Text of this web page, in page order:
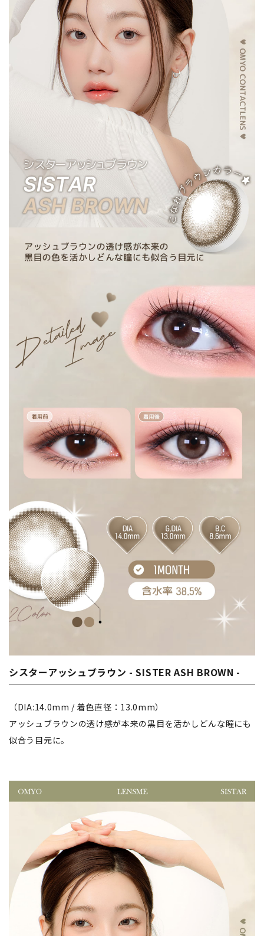
シスターアッシュブラウン - SISTER ASH BROWN -
（DIA:14.0mm / 着色直径：13.0mm）
アッシュブラウンの透け感が本来の黒目を活かしどんな瞳にも
似合う目元に。